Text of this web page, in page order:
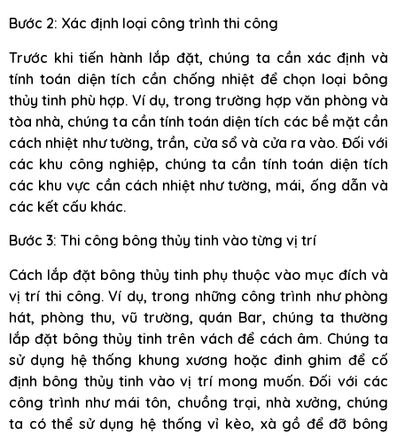
Bước 2: Xác định loại công trình thi công
Trước khi tiến hành lắp đặt, chúng ta cần xác định và
tính toán diện tích cần chống nhiệt để chọn loại bông
thủy tinh phù hợp. Ví dụ, trong trường hợp văn phòng và
tòa nhà, chúng ta cần tính toán diện tích các bề mặt cần
cách nhiệt như tường, trần, cửa sổ và cửa ra vào. Đối với
các khu công nghiệp, chúng ta cần tính toán diện tích
các khu vực cần cách nhiệt như tường, mái, ống dẫn và
các kết cấu khác.
Bước 3: Thi công bông thủy tinh vào từng vị trí
Cách lắp đặt bông thủy tinh phụ thuộc vào mục đích và
vị trí thi công. Ví dụ, trong những công trình như phòng
hát, phòng thu, vũ trường, quán Bar, chúng ta thường
lắp đặt bông thủy tinh trên vách để cách âm. Chúng ta
sử dụng hệ thống khung xương hoặc đinh ghim để cố
định bông thủy tinh vào vị trí mong muốn. Đối với các
công trình như mái tôn, chuồng trại, nhà xưởng, chúng
ta có thể sử dụng hệ thống vỉ kèo, xà gồ để đỡ bông